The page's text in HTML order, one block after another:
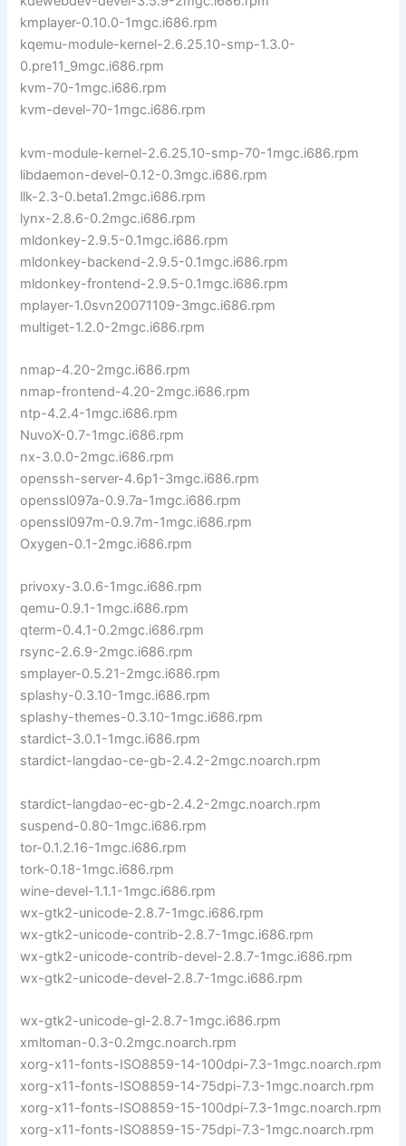
kmplayer-0.10.0-1mgc.i686.rpm
kqemu-module-kernel-2.6.25.10-smp-1.3.0-
0.pre11_9mgc.i686.rpm
kvm-70-1mgc.i686.rpm
kvm-devel-70-1mgc.i686.rpm
kvm-module-kernel-2.6.25.10-smp-70-1mgc.i686.rpm
libdaemon-devel-0.12-0.3mgc.i686.rpm
llk-2.3-0.beta1.2mgc.i686.rpm
lynx-2.8.6-0.2mgc.i686.rpm
mldonkey-2.9.5-0.1mgc.i686.rpm
mldonkey-backend-2.9.5-0.1mgc.i686.rpm
mldonkey-frontend-2.9.5-0.1mgc.i686.rpm
mplayer-1.0svn20071109-3mgc.i686.rpm
multiget-1.2.0-2mgc.i686.rpm
nmap-4.20-2mgc.i686.rpm
nmap-frontend-4.20-2mgc.i686.rpm
ntp-4.2.4-1mgc.i686.rpm
NuvoX-0.7-1mgc.i686.rpm
nx-3.0.0-2mgc.i686.rpm
openssh-server-4.6p1-3mgc.i686.rpm
openssl097a-0.9.7a-1mgc.i686.rpm
openssl097m-0.9.7m-1mgc.i686.rpm
Oxygen-0.1-2mgc.i686.rpm
privoxy-3.0.6-1mgc.i686.rpm
qemu-0.9.1-1mgc.i686.rpm
qterm-0.4.1-0.2mgc.i686.rpm
rsync-2.6.9-2mgc.i686.rpm
smplayer-0.5.21-2mgc.i686.rpm
splashy-0.3.10-1mgc.i686.rpm
splashy-themes-0.3.10-1mgc.i686.rpm
stardict-3.0.1-1mgc.i686.rpm
stardict-langdao-ce-gb-2.4.2-2mgc.noarch.rpm
stardict-langdao-ec-gb-2.4.2-2mgc.noarch.rpm
suspend-0.80-1mgc.i686.rpm
tor-0.1.2.16-1mgc.i686.rpm
tork-0.18-1mgc.i686.rpm
wine-devel-1.1.1-1mgc.i686.rpm
wx-gtk2-unicode-2.8.7-1mgc.i686.rpm
wx-gtk2-unicode-contrib-2.8.7-1mgc.i686.rpm
wx-gtk2-unicode-contrib-devel-2.8.7-1mgc.i686.rpm
wx-gtk2-unicode-devel-2.8.7-1mgc.i686.rpm
wx-gtk2-unicode-gl-2.8.7-1mgc.i686.rpm
xmltoman-0.3-0.2mgc.noarch.rpm
xorg-x11-fonts-ISO8859-14-100dpi-7.3-1mgc.noarch.rpm
xorg-x11-fonts-ISO8859-14-75dpi-7.3-1mgc.noarch.rpm
xorg-x11-fonts-ISO8859-15-100dpi-7.3-1mgc.noarch.rpm
xorg-x11-fonts-ISO8859-15-75dpi-7.3-1mgc.noarch.rpm